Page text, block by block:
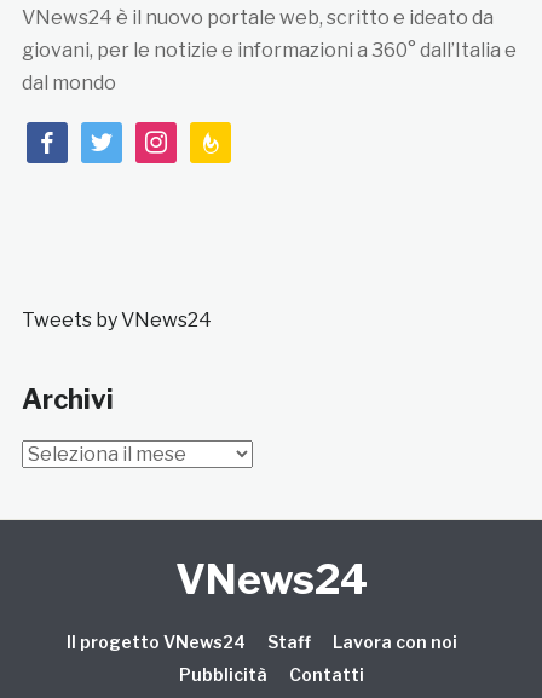
VNews24 è il nuovo portale web, scritto e ideato da
giovani, per le notizie e informazioni a 360° dall’Italia e
dal mondo
facebooktwitterinstagramfeedburner
Tweets by VNews24
Archivi
Archivi
VNews24
Il progetto VNews24 Staff
Lavora con noi
Pubblicità
Contatti